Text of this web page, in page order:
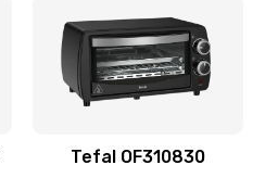
Tefal OF310830